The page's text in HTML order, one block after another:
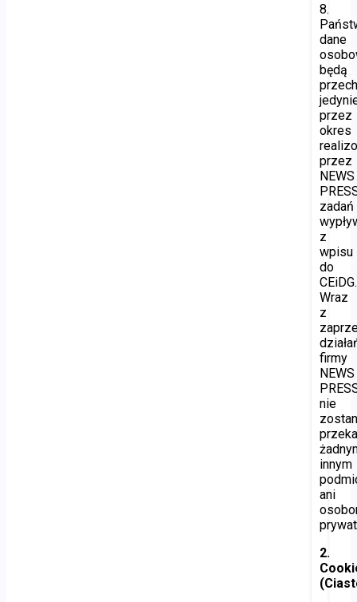
8.
dane
będą
przez
okres
przez
NEWS
zadań
z
wpisu
do
CEiDG.
Wraz
z
firmy
NEWS
nie
innym
ani
2.